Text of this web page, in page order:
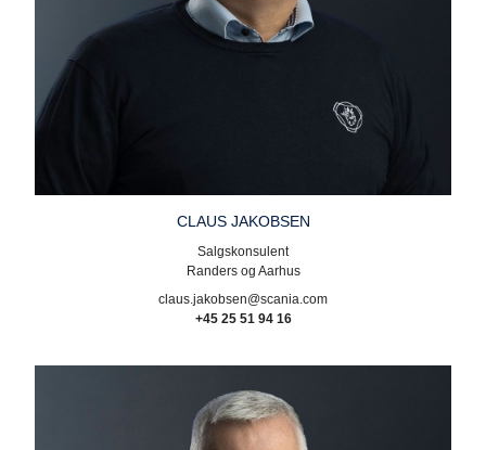
CLAUS JAKOBSEN
Salgskonsulent
Randers og Aarhus
claus.jakobsen@scania.com
+45 25 51 94 16